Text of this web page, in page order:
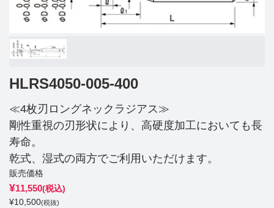
HLRS4050-005-400
≪4枚刃ロングネックラジアス≫
剛性重視の刃形状により、高硬度加工においても長
寿命。
乾式、湿式の両方でご利用いただけます。
販売価格
¥11,550(税込)
¥10,500(税抜)